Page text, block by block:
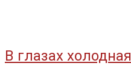
В глазах